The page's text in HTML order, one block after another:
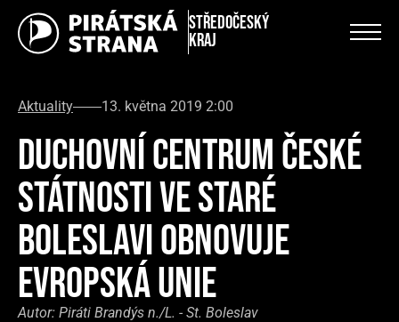
Středočeský
kraj
Aktuality 13. května 2019 2:00
DUCHOVNÍ CENTRUM ČESKÉ
STÁTNOSTI VE STARÉ
BOLESLAVI OBNOVUJE
EVROPSKÁ UNIE
Autor: Piráti Brandýs n./L. - St. Boleslav